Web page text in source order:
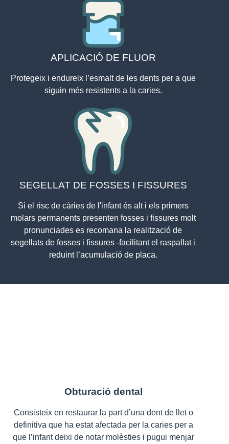
APLICACIÓ DE FLUOR
Protegeix i endureix l’esmalt de les dents per a que
siguin més resistents a la caries.
SEGELLAT DE FOSSES I FISSURES
Si el risc de càries de l'infant és alt i els primers
molars permanents presenten fosses i fissures molt
pronunciades es recomana la realització de
segellats de fosses i fissures -facilitant el raspallat i
reduint l’acumulació de placa.
Obturació dental
Consisteix en restaurar la part d’una dent de llet o
definitiva que ha estat afectada per la caries per a
que l’infant deixi de notar molèsties i pugui menjar